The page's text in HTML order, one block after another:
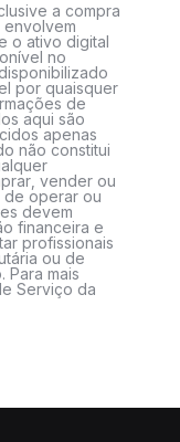
a compra
envolvem
o ativo digital
no
por quaisquer
de
aqui são
apenas
não constitui
vender ou
de operar ou
devem
financeira e
profissionais
ou de
Para mais
Serviço da